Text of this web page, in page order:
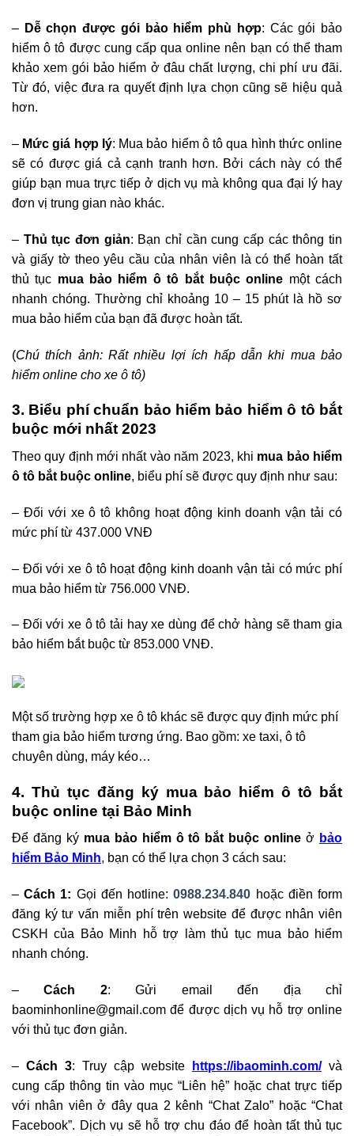
– Dễ chọn được gói bảo hiểm phù hợp: Các gói bảo
hiểm ô tô được cung cấp qua online nên bạn có thể tham
khảo xem gói bảo hiểm ở đâu chất lượng, chi phí ưu đãi.
Từ đó, việc đưa ra quyết định lựa chọn cũng sẽ hiệu quả
hơn.
– Mức giá hợp lý: Mua bảo hiểm ô tô qua hình thức online
sẽ có được giá cả cạnh tranh hơn. Bởi cách này có thể
giúp bạn mua trực tiếp ở dịch vụ mà không qua đại lý hay
đơn vị trung gian nào khác.
– Thủ tục đơn giản: Bạn chỉ cần cung cấp các thông tin
và giấy tờ theo yêu cầu của nhân viên là có thể hoàn tất
thủ tục mua bảo hiểm ô tô bắt buộc online một cách
nhanh chóng. Thường chỉ khoảng 10 – 15 phút là hồ sơ
mua bảo hiểm của bạn đã được hoàn tất.
(Chú thích ảnh: Rất nhiều lợi ích hấp dẫn khi mua bảo
hiểm online cho xe ô tô)
3. Biểu phí chuẩn bảo hiểm bảo hiểm ô tô bắt
buộc mới nhất 2023
Theo quy định mới nhất vào năm 2023, khi mua bảo hiểm
ô tô bắt buộc online, biểu phí sẽ được quy định như sau:
– Đối với xe ô tô không hoạt động kinh doanh vận tải có
mức phí từ 437.000 VNĐ
– Đối với xe ô tô hoạt động kinh doanh vận tải có mức phí
mua bảo hiểm từ 756.000 VNĐ.
– Đối với xe ô tô tải hay xe dùng để chở hàng sẽ tham gia
bảo hiểm bắt buộc từ 853.000 VNĐ.
Một số trường hợp xe ô tô khác sẽ được quy định mức phí
tham gia bảo hiểm tương ứng. Bao gồm: xe taxi, ô tô
chuyên dùng, máy kéo…
4. Thủ tục đăng ký mua bảo hiểm ô tô bắt
buộc online tại Bảo Minh
Để đăng ký mua bảo hiểm ô tô bắt buộc online ở bảo
hiểm Bảo Minh, bạn có thể lựa chọn 3 cách sau:
–Cách 1: Gọi đến hotline:0988.234.840 hoặc điền form
đăng ký tư vấn miễn phí trên website để được nhân viên
CSKH của Bảo Minh hỗ trợ làm thủ tục mua bảo hiểm
nhanh chóng.
–Cách 2: Gửi email đến địa chỉ
baominhonline@gmail.com để được dịch vụ hỗ trợ online
với thủ tục đơn giản.
– Cách 3: Truy cập website https://ibaominh.com/và
cung cấp thông tin vào mục “Liên hệ” hoặc chat trực tiếp
với nhân viên ở đây qua 2 kênh “Chat Zalo” hoặc “Chat
Facebook”. Dịch vụ sẽ hỗ trợ chu đáo để hoàn tất thủ tục